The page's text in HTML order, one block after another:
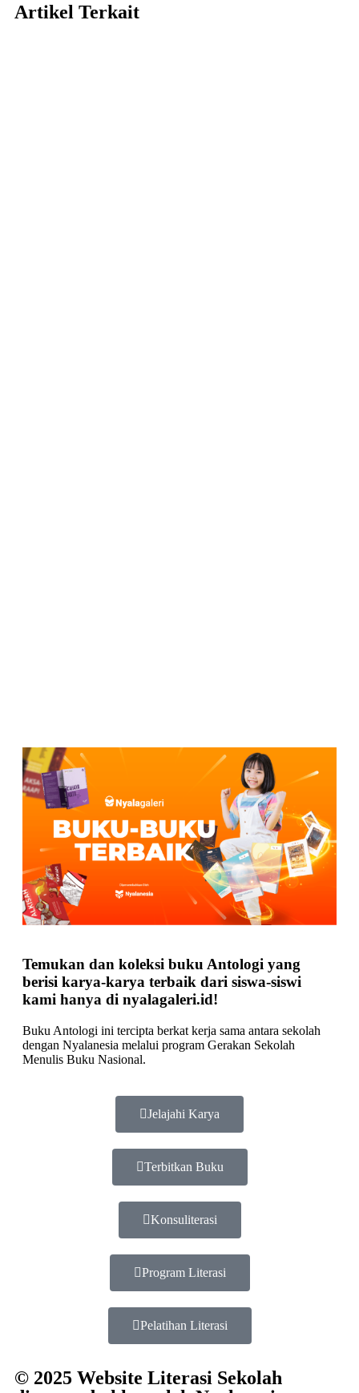
Artikel Terkait
Temukan dan koleksi buku Antologi yang
berisi karya-karya terbaik dari siswa-siswi
kami hanya di nyalagaleri.id!
Buku Antologi ini tercipta berkat kerja sama antara sekolah
dengan Nyalanesia melalui program Gerakan Sekolah
Menulis Buku Nasional.
Jelajahi Karya
Terbitkan Buku
Konsuliterasi
Program Literasi
Pelatihan Literasi
© 2025 Website Literasi Sekolah